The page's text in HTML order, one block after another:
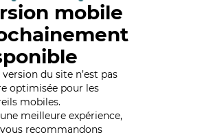
mobile
du site n’est pas
optimisée pour les
mobiles.
meilleure expérience,
recommandons